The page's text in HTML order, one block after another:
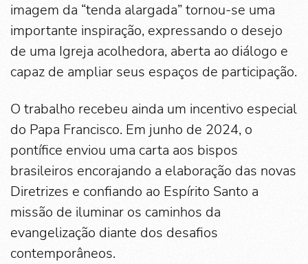
imagem da “tenda alargada” tornou-se uma
importante inspiração, expressando o desejo
de uma Igreja acolhedora, aberta ao diálogo e
capaz de ampliar seus espaços de participação.
O trabalho recebeu ainda um incentivo especial
do Papa Francisco. Em junho de 2024, o
pontífice enviou uma carta aos bispos
brasileiros encorajando a elaboração das novas
Diretrizes e confiando ao Espírito Santo a
missão de iluminar os caminhos da
evangelização diante dos desafios
contemporâneos.